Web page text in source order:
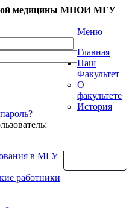
медицины МНОИ МГУ
Меню
Главная
Наш
Факультет
О
факультете
История
в МГУ
работники